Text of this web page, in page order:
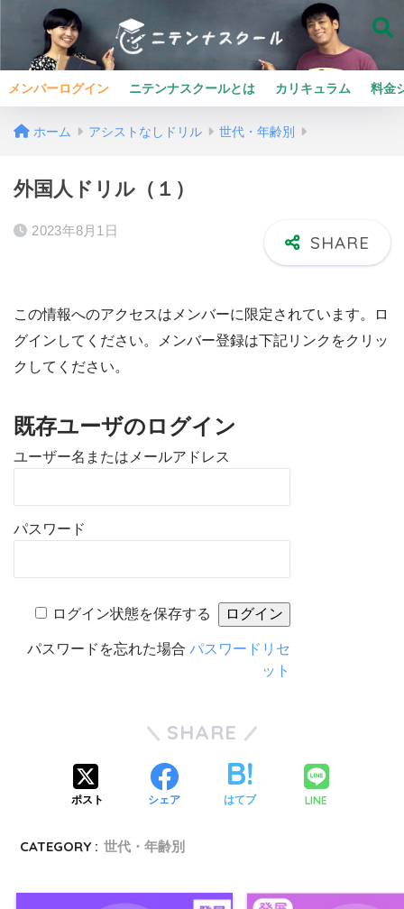
メンバーログイン ニテンナスクールとは カリキュラム 料金
ホーム アシストなしドリル 世代・年齢別
外国人ドリル（１）
2023年8月1日
この情報へのアクセスはメンバーに限定されています。ロ
グインしてください。メンバー登録は下記リンクをクリッ
クしてください。
既存ユーザのログイン
ユーザー名またはメールアドレス
パスワード
ログイン状態を保存する
パスワードを忘れた場合パスワードリセ
ット
SHARE
ポスト シェア はてブ LINE
CATEGORY : 世代・年齢別